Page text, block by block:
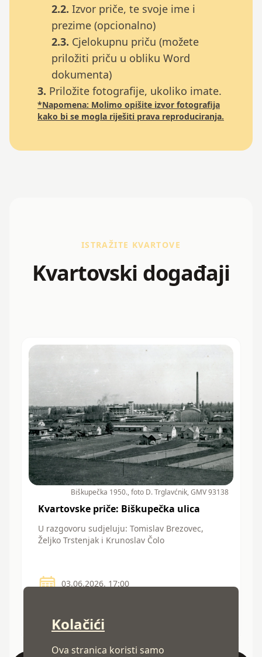
2.2. Izvor priče, te svoje ime i
prezime (opcionalno)
2.3. Cjelokupnu priču (možete
priložiti priču u obliku Word
dokumenta)
3. Priložite fotografije, ukoliko imate.
*Napomena: Molimo opišite izvor fotografija
kako bi se mogla riješiti prava reproduciranja.
ISTRAŽITE KVARTOVE
Kvartovski događaji
Biškupečka 1950., foto D. Trglavćnik, GMV 93138
Kvartovske priče: Biškupečka ulica
U razgovoru sudjeluju: Tomislav Brezovec,
Željko Trstenjak i Krunoslav Čolo
03.06.2026. 17:00
Biškupečka Ulica - Biškupec
Kolačići
Ova stranica koristi samo